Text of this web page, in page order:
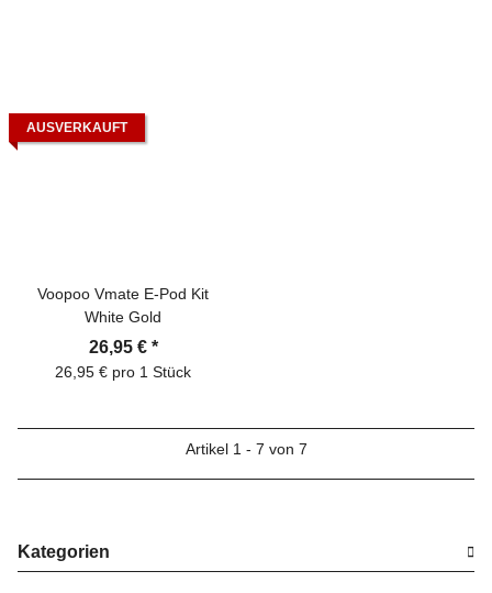
AUSVERKAUFT
Voopoo Vmate E-Pod Kit
White Gold
26,95 € *
26,95 € pro 1 Stück
Artikel 1 - 7 von 7
Kategorien